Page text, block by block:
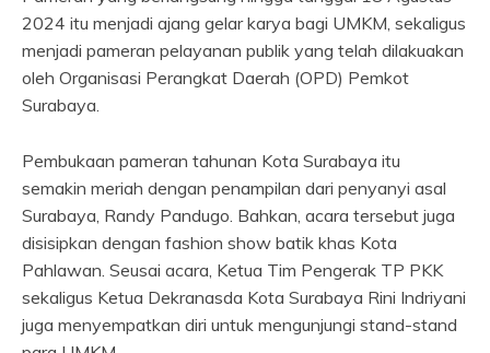
2024 itu menjadi ajang gelar karya bagi UMKM, sekaligus
menjadi pameran pelayanan publik yang telah dilakuakan
oleh Organisasi Perangkat Daerah (OPD) Pemkot
Surabaya.
Pembukaan pameran tahunan Kota Surabaya itu
semakin meriah dengan penampilan dari penyanyi asal
Surabaya, Randy Pandugo. Bahkan, acara tersebut juga
disisipkan dengan fashion show batik khas Kota
Pahlawan. Seusai acara, Ketua Tim Pengerak TP PKK
sekaligus Ketua Dekranasda Kota Surabaya Rini Indriyani
juga menyempatkan diri untuk mengunjungi stand-stand